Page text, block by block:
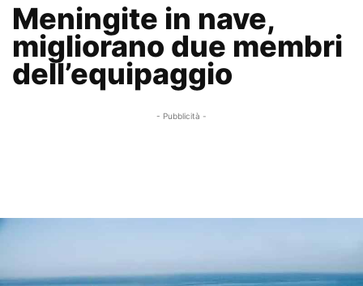
Meningite in nave,
migliorano due membri
dell’equipaggio
- Pubblicità -